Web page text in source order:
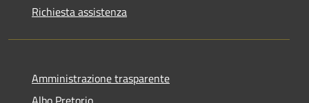
Richiesta assistenza
Amministrazione trasparente